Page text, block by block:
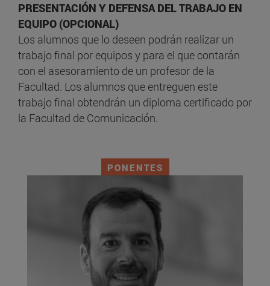
PRESENTACIÓN Y DEFENSA DEL TRABAJO EN
EQUIPO (OPCIONAL)
Los alumnos que lo deseen podrán realizar un
trabajo final por equipos y para el que contarán
con el asesoramiento de un profesor de la
Facultad. Los alumnos que entreguen este
trabajo final obtendrán un diploma certificado por
la Facultad de Comunicación.
PONENTES